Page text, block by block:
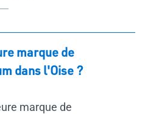
marque de
dans l'Oise ?
marque de